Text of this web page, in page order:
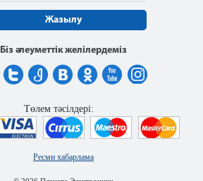
Жазылу
Біз әлеуметтік желілердеміз
Ресми хабарлама
Төлем тәсілдері: